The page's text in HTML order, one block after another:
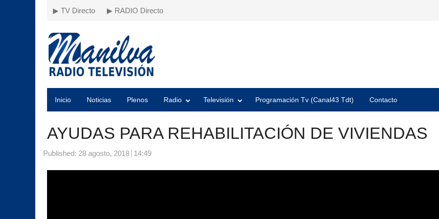
▶ TV Directo ▶ RADIO Directo
Inicio Noticias Plenos Radio Televisión Programación Tv (Canal43 Tdt) Contacto
AYUDAS PARA REHABILITACIÓN DE VIVIENDAS
Published: 28 agosto, 2018 14:49